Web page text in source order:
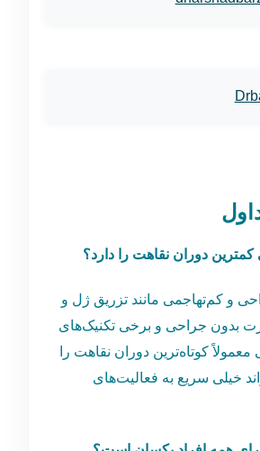
کمترین دوران نقاهت را دارد؟
و کم‌تهاجمی مانند تزریق ژل و
بدون جراحی و برخی تکنیک‌های
معمولاً کوتاه‌ترین دوران نقاهت را
خیلی سریع به فعالیت‌های